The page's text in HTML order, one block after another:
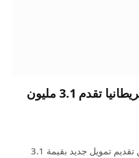
لمواجهة جدري القردة.. بريطانيا تقدم 3.1 مليون
أعلنت المملكة المتحدة اليوم عن تقديم تمويل جديد بقيمة 3.1